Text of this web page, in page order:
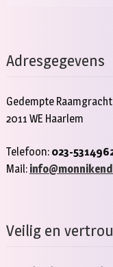
Adresgegevens
Gedempte
2011 WE Haarlem
Telefoon: 023-
Mail:
Veilig en